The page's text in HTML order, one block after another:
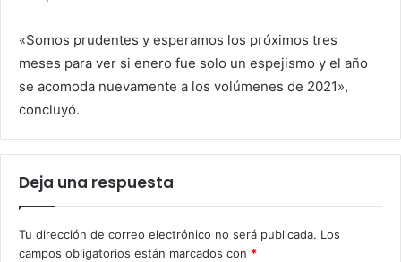
«Somos prudentes y esperamos los próximos tres
meses para ver si enero fue solo un espejismo y el año
se acomoda nuevamente a los volúmenes de 2021»,
concluyó.
Deja una respuesta
Tu dirección de correo electrónico no será publicada. Los
campos obligatorios están marcados con *